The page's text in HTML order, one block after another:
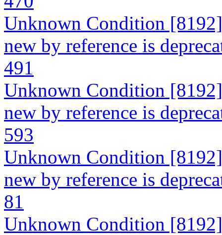
Unknown Condition
new by reference is
491
Unknown Condition
new by reference is
593
Unknown Condition
new by reference is
81
Unknown Condition